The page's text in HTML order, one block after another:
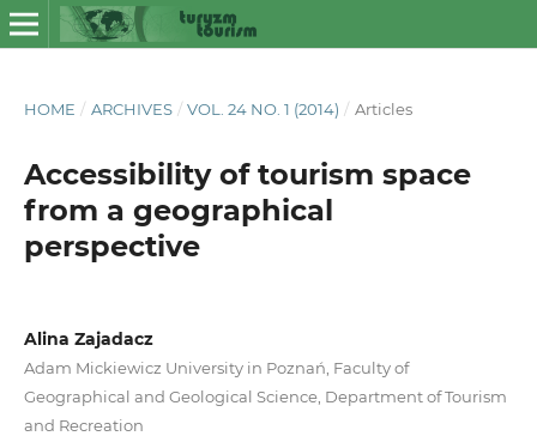
HOME / ARCHIVES / VOL. 24 NO. 1 (2014) / Articles
Accessibility of tourism space
from a geographical
perspective
Alina Zajadacz
Adam Mickiewicz University in Poznań, Faculty of
Geographical and Geological Science, Department of Tourism
and Recreation